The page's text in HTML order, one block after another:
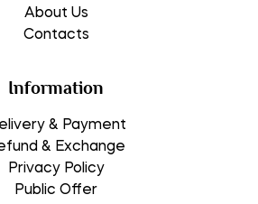
About Us
Contacts
Information
& Payment
& Exchange
Privacy Policy
Public Offer